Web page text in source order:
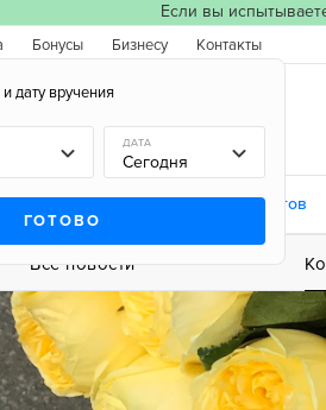
Если вы
Бонусы Бизнесу Контакты
букетов Поводы Типы цветов
Все новости
дату вручения
ДАТА
ГОТОВО